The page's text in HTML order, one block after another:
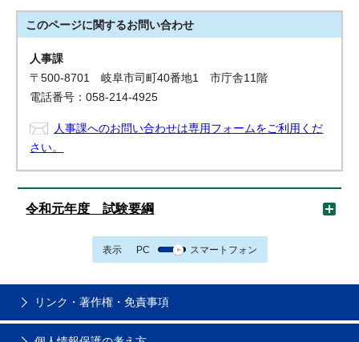
このページに関するお問い合わせ
人事課
〒500-8701 岐阜市司町40番地1 市庁舎11階
電話番号：058-214-4925
人事課へのお問い合わせは専用フォームをご利用くだ
さい。
令和元年度 試験要綱
表示 PC スマートフォン
リンク・著作権・免責事項